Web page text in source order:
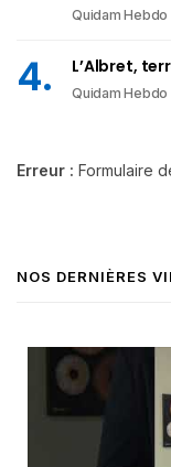
Quidam Hebdo
L’Albret,
Quidam Hebdo
Erreur : Formulaire
NOS DERNIÈRES